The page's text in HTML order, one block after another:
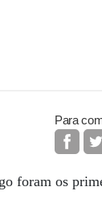
Para
foram os